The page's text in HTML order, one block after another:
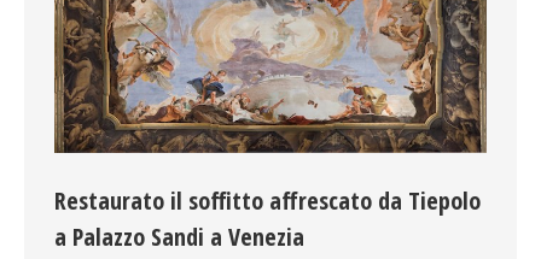
Restaurato il soffitto affrescato da Tiepolo
a Palazzo Sandi a Venezia